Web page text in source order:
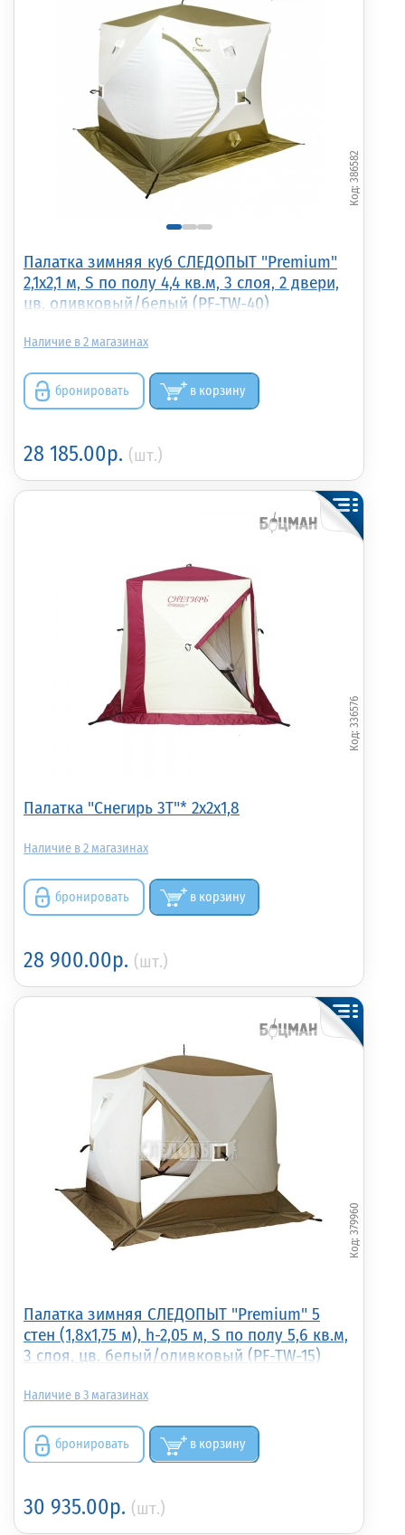
Палатка зимняя куб СЛЕДОПЫТ "Premium"
2,1х2,1 м, S по полу 4,4 кв.м, 3 слоя, 2 двери,
цв. оливковый/белый (PF-TW-40)
386582
2
бронировать в корзину
28 185.00р. (шт.)
Палатка "Снегирь 3Т"* 2x2x1,8
336576
2
бронировать в корзину
28 900.00р. (шт.)
Палатка зимняя СЛЕДОПЫТ "Premium" 5
стен (1,8х1,75 м), h-2,05 м, S по полу 5,6 кв.м,
3 слоя, цв. белый/оливковый (PF-TW-15)
379960
3
бронировать в корзину
30 935.00р. (шт.)